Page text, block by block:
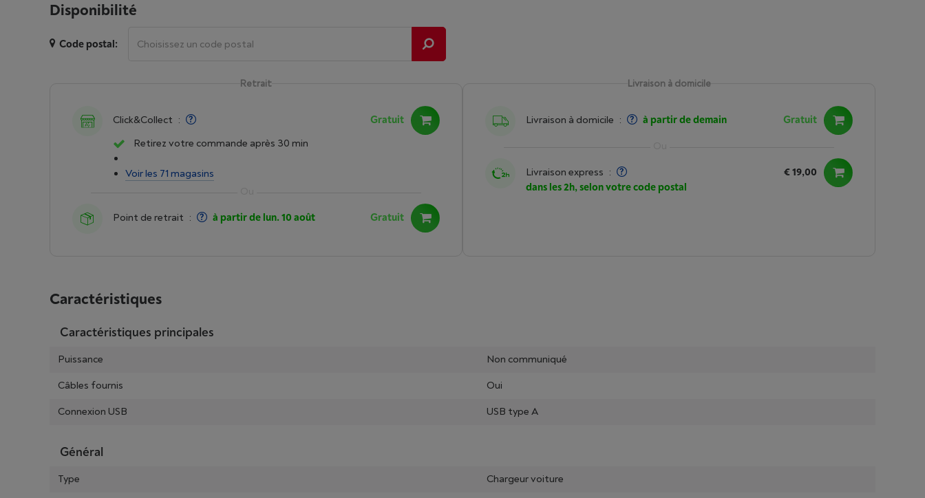
Disponibilité
Code postal:
Livraison à domicile
Livraison à domicile : à partir de demain Gratuit
Livraison express :
dans les 2h, selon votre code postal
€ 19,00
Retrait
Click&Collect :
Gratuit
Retirez votre commande après 30 min
Voir les 71 magasins
Point de retrait : à partir de lun. 10 août Gratuit
Caractéristiques
Caractéristiques principales
Puissance
Non communiqué
Câbles fournis
Oui
Connexion USB
USB type A
Général
Type
Chargeur voiture